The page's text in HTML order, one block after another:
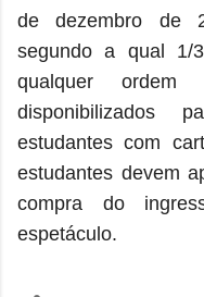
de dezembro de
segundo a qual 1/
qualquer
disponibilizados
estudantes com
estudantes devem
compra do
espetáculo.